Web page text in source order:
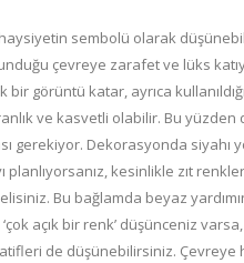
sembolü olarak
çevreye zarafet ve lüks
bir görüntü katar, ayrıca
ve kasvetli olabilir. Bu yüzden
gerekiyor. Dekorasyonda siyahı
planlıyorsanız, kesinlikle zıt
Bu bağlamda beyaz
açık bir renk’ düşünceniz
de düşünebilirsiniz. Çevreye